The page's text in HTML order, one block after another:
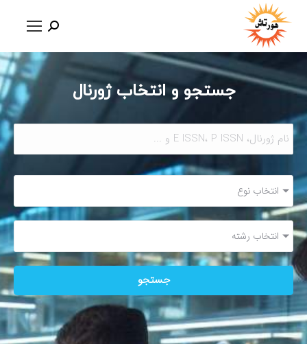
جستجو و انتخاب ژورنال
انتخاب نوع
انتخاب رشته
جستجو